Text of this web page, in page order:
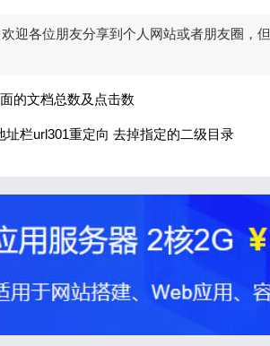
迎各位朋友分享到个人网站或者朋友圈，
的文档总数及点击数
址栏url301重定向 去掉指定的二级目录